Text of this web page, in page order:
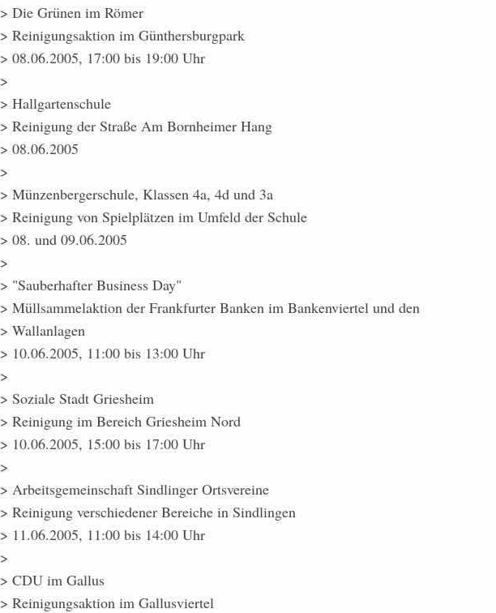
> Die Grünen im Römer
> Reinigungsaktion im Günthersburgpark
> 08.06.2005, 17:00 bis 19:00 Uhr
>
> Hallgartenschule
> Reinigung der Straße Am Bornheimer Hang
> 08.06.2005
>
> Münzenbergerschule, Klassen 4a, 4d und 3a
> Reinigung von Spielplätzen im Umfeld der Schule
> 08. und 09.06.2005
>
> "Sauberhafter Business Day"
> Müllsammelaktion der Frankfurter Banken im Bankenviertel und den
> Wallanlagen
> 10.06.2005, 11:00 bis 13:00 Uhr
>
> Soziale Stadt Griesheim
> Reinigung im Bereich Griesheim Nord
> 10.06.2005, 15:00 bis 17:00 Uhr
>
> Arbeitsgemeinschaft Sindlinger Ortsvereine
> Reinigung verschiedener Bereiche in Sindlingen
> 11.06.2005, 11:00 bis 14:00 Uhr
>
> CDU im Gallus
> Reinigungsaktion im Gallusviertel